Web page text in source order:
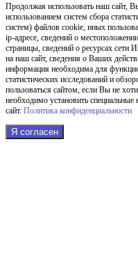
Продолжая использовать наш cайт,
использованием систем сбора
систем) файлов cookie, иных
ip-адресе, сведений о
страницы, сведений о ресурсах
на наш сайт, сведения о Ваших
информация необходима для
статистических исследований и
пользоваться сайтом, если Вы не
необходимо установить специальные
сайт. Политика конфиденциальности
Я согласен